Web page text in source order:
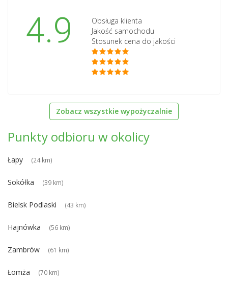
4.9
Obsługa klienta
Jakość samochodu
Stosunek cena do jakości
Zobacz wszystkie wypożyczalnie
Punkty odbioru w okolicy
Łapy (24 km)
Sokółka (39 km)
Bielsk Podlaski (43 km)
Hajnówka (56 km)
Zambrów (61 km)
Łomża (70 km)